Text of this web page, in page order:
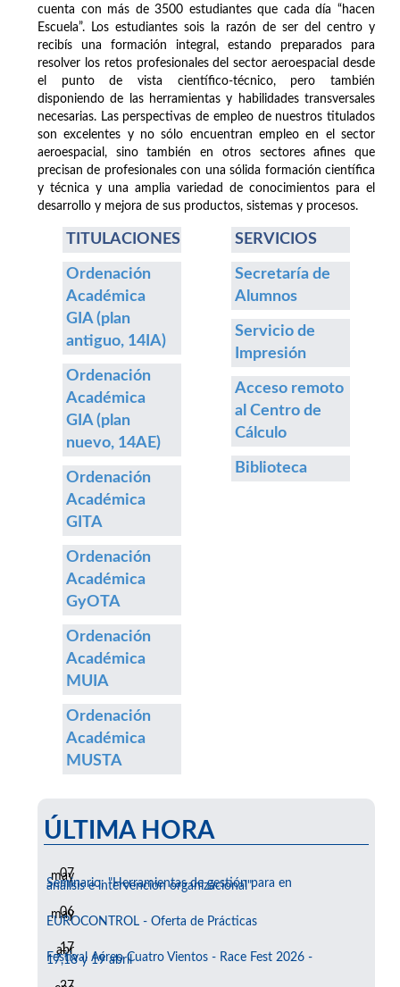
cuenta con más de 3500 estudiantes que cada día “hacen
Escuela”. Los estudiantes sois la razón de ser del centro y
recibís una formación integral, estando preparados para
resolver los retos profesionales del sector aeroespacial desde
el punto de vista científico-técnico, pero también
disponiendo de las herramientas y habilidades transversales
necesarias. Las perspectivas de empleo de nuestros titulados
son excelentes y no sólo encuentran empleo en el sector
aeroespacial, sino también en otros sectores afines que
precisan de profesionales con una sólida formación científica
y técnica y una amplia variedad de conocimientos para el
desarrollo y mejora de sus productos, sistemas y procesos.
TITULACIONES
Ordenación
Académica
GIA (plan
antiguo, 14IA)
Ordenación
Académica
GIA (plan
nuevo, 14AE)
Ordenación
Académica
GITA
Ordenación
Académica
GyOTA
Ordenación
Académica
MUIA
Ordenación
Académica
MUSTA
SERVICIOS
Secretaría de
Alumnos
Servicio de
Impresión
Acceso remoto
al Centro de
Cálculo
Biblioteca
ÚLTIMA HORA
07
may
Seminario: "Herramientas de gestión para en
análisis e intervención organizacional"
06
may
EUROCONTROL - Oferta de Prácticas
17
abr
Festival Aéreo Cuatro Vientos - Race Fest 2026 -
17,18 y 19 abril